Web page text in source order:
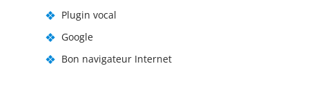
Plugin vocal
Google
Bon navigateur Internet